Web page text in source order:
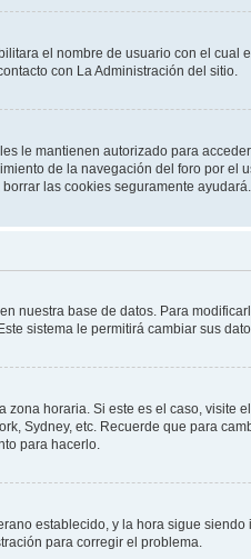
el nombre de usuario con el cual
con La Administración del sitio.
le mantienen autorizado para
de la navegación del foro por el
las cookies seguramente ayudará.
nuestra base de datos. Para
sistema le permitirá cambiar sus
horaria. Si este es el caso, visite
Sydney, etc. Recuerde que para
para hacerlo.
establecido, y la hora sigue siendo
para corregir el problema.